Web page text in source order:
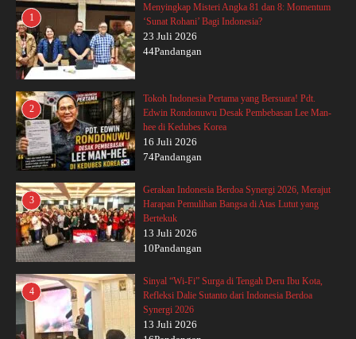
1
Menyingkap Misteri Angka 81 dan 8: Momentum
‘Sunat Rohani’ Bagi Indonesia?
23 Juli 2026
44Pandangan
2
Tokoh Indonesia Pertama yang Bersuara! Pdt.
Edwin Rondonuwu Desak Pembebasan Lee Man-
hee di Kedubes Korea
16 Juli 2026
74Pandangan
3
Gerakan Indonesia Berdoa Synergi 2026, Merajut
Harapan Pemulihan Bangsa di Atas Lutut yang
Bertekuk
13 Juli 2026
10Pandangan
4
Sinyal “Wi-Fi” Surga di Tengah Deru Ibu Kota,
Refleksi Dalie Sutanto dari Indonesia Berdoa
Synergi 2026
13 Juli 2026